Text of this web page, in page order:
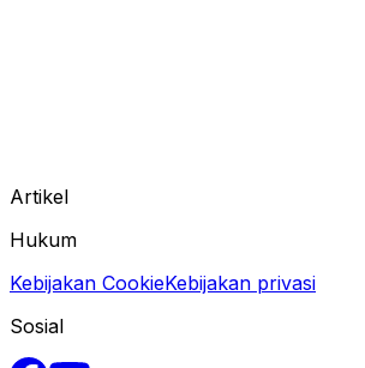
Artikel
Hukum
Kebijakan CookieKebijakan privasi
Sosial